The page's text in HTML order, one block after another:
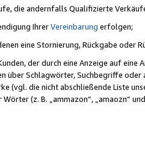
die andernfalls Qualifizierte
IhrerVereinbarung erfolgen;
eine Stornierung, Rückgabe oder
der durch eine Anzeige auf
über Schlagwörter, Suchbegriffe
(vgl. die nicht abschließende Liste
(z. B. „ammazon“, „amaozn“